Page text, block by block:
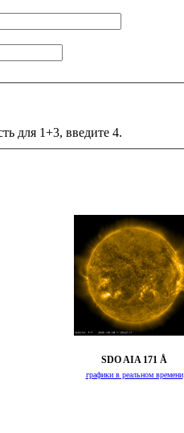
для 1+3, введите 4.
SDO AIA 171 Å
графики в реальном времени